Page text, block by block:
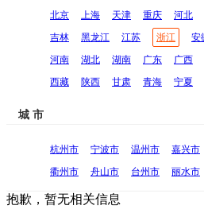
北京 上海 天津 重庆 河北
吉林
黑龙江 江苏 浙江 安
河南
湖北 湖南 广东 广西
西藏
陕西 甘肃 青海 宁夏
城 市
杭州市 宁波市 温州市 嘉兴市
衢州市
舟山市 台州市 丽水市
抱歉，暂无相关信息